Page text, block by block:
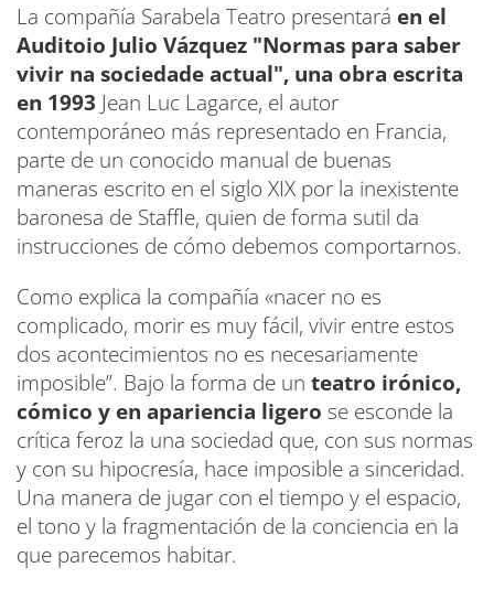
La compañía Sarabela Teatro presentará en el
Auditoio Julio Vázquez "Normas para saber
vivir na sociedade actual", una obra escrita
en 1993 Jean Luc Lagarce, el autor
contemporáneo más representado en Francia,
parte de un conocido manual de buenas
maneras escrito en el siglo XIX por la inexistente
baronesa de Staffle, quien de forma sutil da
instrucciones de cómo debemos comportarnos.
Como explica la compañía «nacer no es
complicado, morir es muy fácil, vivir entre estos
dos acontecimientos no es necesariamente
imposible”. Bajo la forma de un teatro irónico,
cómico y en apariencia ligero se esconde la
crítica feroz la una sociedad que, con sus normas
y con su hipocresía, hace imposible a sinceridad.
Una manera de jugar con el tiempo y el espacio,
el tono y la fragmentación de la conciencia en la
que parecemos habitar.